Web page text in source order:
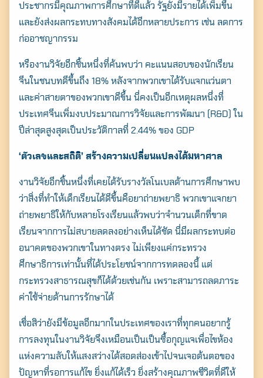
ประชากรมีคุณภาพการศึกษาที่ดีแล้ว รัฐยังมีรายได้เพิ่มขึ้น
และยังส่งผลกระทบทางสังคมได้อีกหลายประการ เช่น ลดการ
ก่ออาชญากรรม
หรืองานวิจัยอีกชิ้นหนึ่งที่ค้นพบว่า คะแนนสอบของนักเรียน
จีนในชนบทดีขึ้นถึง 18% หลังจากพวกเขาได้รับแจกแว่นตา
และค่าสายตาของพวกเขาดีขึ้น นี่คงเป็นอีกเหตุผลหนึ่งที่
ประเทศจีนเพิ่มงบประมาณการวิจัยและการพัฒนา (R&D) ใน
ปีล่าสุดสูงสุดเป็นประวัติกาลที่ 2.44% ของ GDP
‘ตัวเลขและสถิติ’ สร้างความเปลี่ยนแปลงได้มหาศาล
งานวิจัยอีกชิ้นหนึ่งที่เคยได้รับรางวัลโนเบลด้านการศึกษาพบ
ว่าสิ่งที่ทำให้เด็กเรียนได้ดีขึ้นคือยาถ่ายพยาธิ พวกเขาแจกยา
ถ่ายพยาธิให้กับหลายโรงเรียนแล้วพบว่าจำนวนเด็กที่ขาด
เรียนจากการไม่สบายลดลงอย่างเห็นได้ชัด นี่มีผลกระทบต่อ
อนาคตของพวกเขาในทางตรง ไม่เพียงแค่กระทรวง
ศึกษาธิการเท่านั้นที่ได้ประโยชน์จากการทดลองนี้ แต่
กระทรวงสาธารณสุขก็ได้ด้วยเช่นกัน เพราะสามารถลดภาระ
ค่าใช้จ่ายด้านการรักษาได้
เชื่อสิว่ายังมีข้อมูลอีกมากในประเทศของเราที่ทุกคนอยากรู้
การลงทุนในงานวิจัยจึงเหมือนเป็นเป็นซื้อกุญแจเพื่อไขห้อง
แห่งความลับให้แสงสว่างได้สอดส่องเข้าไปจนเจอต้นตอของ
ปัญหาที่รอการแก้ไข ยิ่งแก้ได้เร็ว ยิ่งสร้างคุณภาพชีวิตที่ดีให้